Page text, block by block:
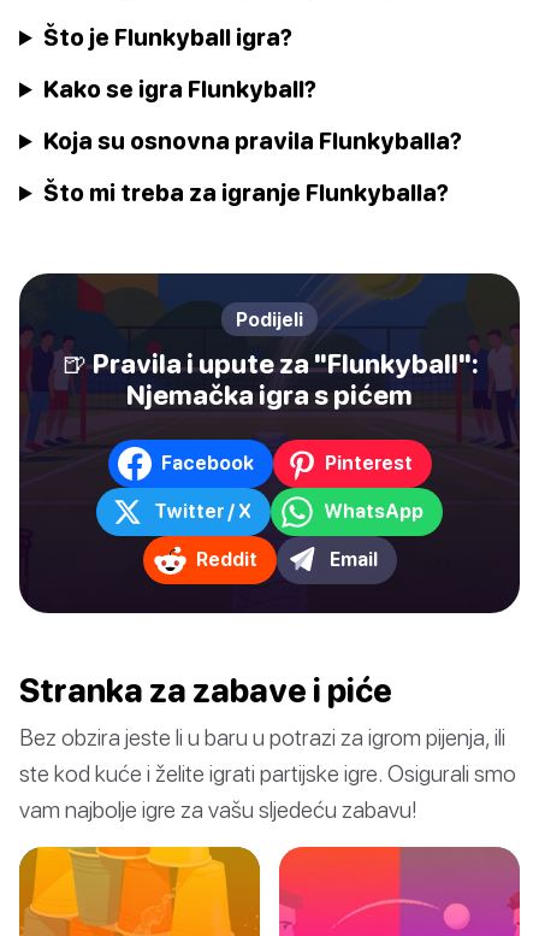
Što je Flunkyball igra?
Kako se igra Flunkyball?
Koja su osnovna pravila Flunkyballa?
Što mi treba za igranje Flunkyballa?
Podijeli
🍺 Pravila i upute za "Flunkyball":
Njemačka igra s pićem
Facebook Pinterest
Twitter / X WhatsApp
Reddit Email
Stranka za zabave i piće
Bez obzira jeste li u baru u potrazi za igrom pijenja, ili
ste kod kuće i želite igrati partijske igre. Osigurali smo
vam najbolje igre za vašu sljedeću zabavu!